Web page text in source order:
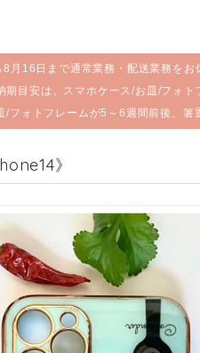
16日まで通常業務・配送業務を
目安は、スマホケース/お皿/フォ
/フォトフレームが5～6週間前後、箸
》